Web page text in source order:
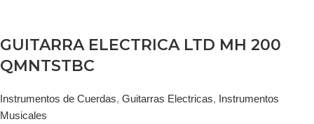
GUITARRA ELECTRICA LTD MH 200
QMNTSTBC
Instrumentos de Cuerdas, Guitarras Electricas, Instrumentos
Musicales